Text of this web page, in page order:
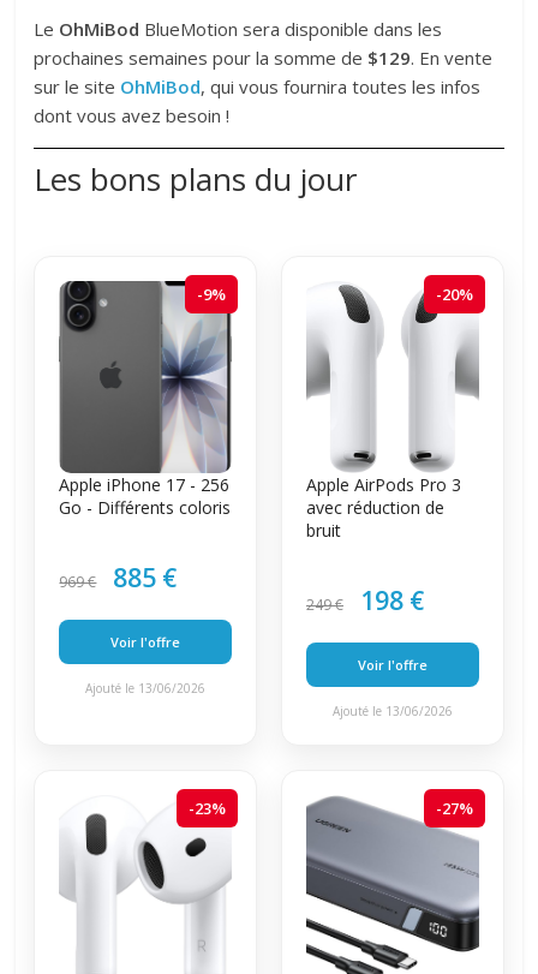
Le OhMiBod BlueMotion sera disponible dans les
prochaines semaines pour la somme de $129. En vente
sur le site OhMiBod, qui vous fournira toutes les infos
dont vous avez besoin !
Les bons plans du jour
-9%
Apple iPhone 17 - 256
Go - Différents coloris
969 € 885 €
Voir l'offre
Ajouté le 13/06/2026
-20%
Apple AirPods Pro 3
avec réduction de
bruit
249 € 198 €
Voir l'offre
Ajouté le 13/06/2026
-23% -27%